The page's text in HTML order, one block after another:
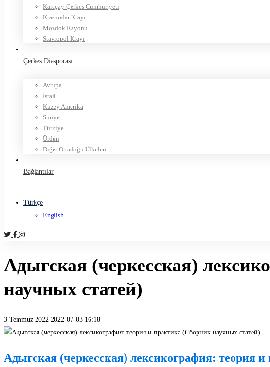
Karaçay-Çerkes Cumhuriyeti
Krasnodar Krayı
Mozdok Rayonu
Stavropol Krayı
Çerkes Diasporası
Avrupa
İsrail
Kuzey Amerika
Suriye
Türkiye
Ürdün
Diğer Ortadoğu Ülkeleri
Bağlantılar
Türkçe
English
Адыгская (черкесская)
научных статей)
3 Temmuz 2022 2022-07-03 16:18
Адыгская
(черкесская)
Адыгская (черкесская) лексикография: теория